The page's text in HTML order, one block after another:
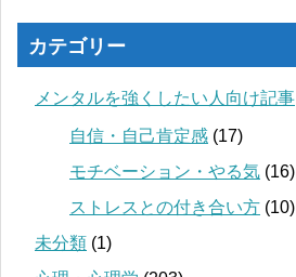
カテゴリー
メンタルを強くしたい人向け記事
自信・自己肯定感 (17)
モチベーション・やる気 (16)
ストレスとの付き合い方 (10)
未分類 (1)